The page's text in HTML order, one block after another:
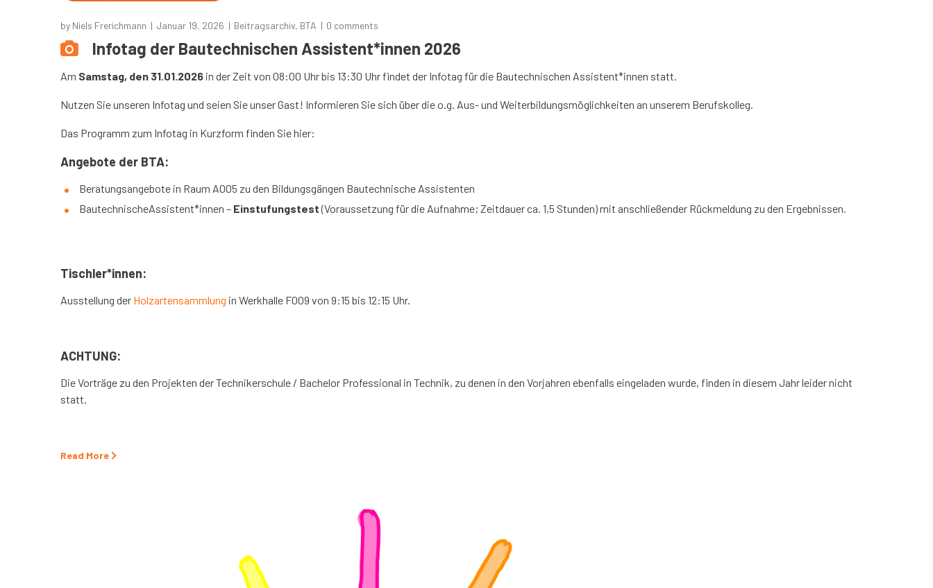
by Niels Frerichmann Januar 19, 2026 Beitragsarchiv, BTA 0 comments
Infotag der Bautechnischen Assistent*innen 2026
Am Samstag, den 31.01.2026 in der Zeit von 08:00 Uhr bis 13:30 Uhr findet der Infotag fürdie Bautechnischen Assistent*innen statt.
Nutzen Sie unseren Infotag und seien Sie unser Gast! Informieren Sie sich über die o.g. Aus- und Weiterbildungsmöglichkeiten an unserem Berufskolleg.
Das Programm zum Infotag in Kurzform finden Sie hier:
Angebote der BTA:
Beratungsangebote in Raum A005 zu den Bildungsgängen Bautechnische Assistenten
BautechnischeAssistent*innen – Einstufungstest(Voraussetzung für die Aufnahme; Zeitdauer ca. 1,5 Stunden) mit anschließender Rückmeldung zu den Ergebnissen.
Tischler*innen:
Ausstellung der Holzartensammlung in Werkhalle F009 von 9:15 bis 12:15 Uhr.
ACHTUNG:
Die Vorträge zu den Projekten der Technikerschule / Bachelor Professional in Technik, zu denen in den Vorjahren ebenfalls eingeladen wurde, finden in diesem Jahr leider nicht
statt.
Read More